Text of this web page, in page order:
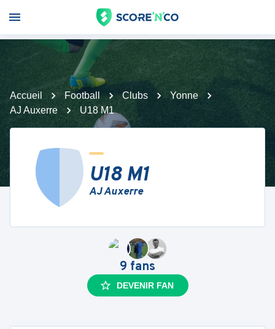
Accueil Football Clubs
Yonne
AJ Auxerre
U18 M1
U18 M1
AJ Auxerre
9 fans
DEVENIR FAN